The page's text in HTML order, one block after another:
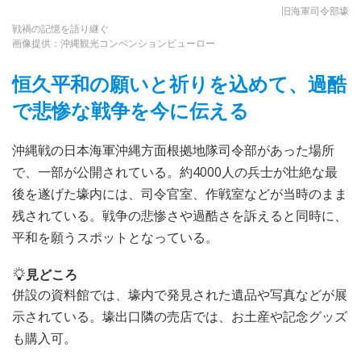
旧海軍司令部壕
戦禍の記憶を語り継ぐ
画像提供：沖縄観光コンベンションビューロー
恒久平和の願いと祈りを込めて、過酷
で悲惨な戦争を今に伝える
沖縄戦の日本海軍沖縄方面根拠地隊司令部があった場所
で、一部が公開されている。約4000人の兵士が壮絶な最
後を遂げた壕内には、司令官室、作戦室などが当時のまま
残されている。戦争の悲惨さや過酷さを訴えると同時に、
平和を願うスポットとなっている。
見どころ
併設の資料館では、壕内で発見された遺品や写真などが展
示されている。壕出口隣の売店では、お土産や記念グッズ
も購入可。